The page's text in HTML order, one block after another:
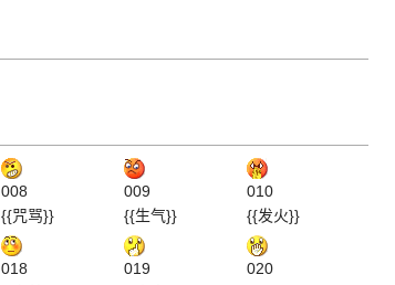
008
{{咒骂}}
009
{{生气}}
010
{{发火}}
018
019
020